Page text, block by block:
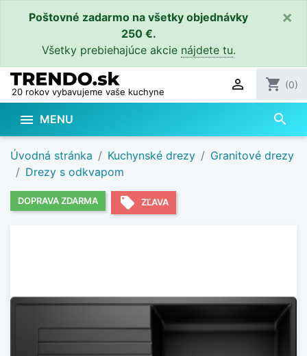
Poštovné zadarmo na všetky objednávky
250 €.
Všetky prebiehajúce akcie nájdete tu.
×
20 rokov vybavujeme vaše kuchyne  shopping_cart (0)
 MENU search
Úvodná stránka Kuchynské drezy
Granitové drezy
Drezy s odkvapom
DOPRAVA ZDARMA local_offer ZĽAVA